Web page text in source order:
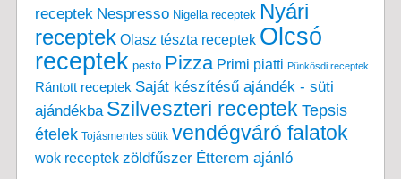
receptek Nespresso Nigella receptek Nyári
receptek Olasz tészta receptek Olcsó
receptek pesto Pizza Primi piatti Pünkösdi receptek
Rántott receptek Saját készítésű ajándék - süti
ajándékba Szilveszteri receptek Tepsis
ételek Tojásmentes sütik vendégváró falatok
wok receptek zöldfűszer Étterem ajánló